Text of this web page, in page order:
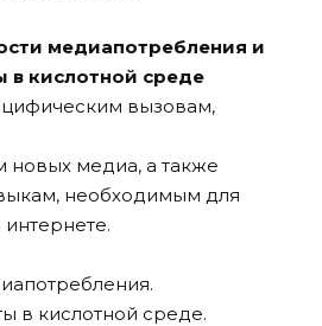
медиапотребления и
в кислотной среде
вызовам,
новых медиа, а также
необходимым для
в кислотной среде.